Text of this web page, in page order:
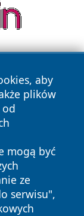
aby
plików
mogą być
ze
serwisu",
Polityka
Cookies